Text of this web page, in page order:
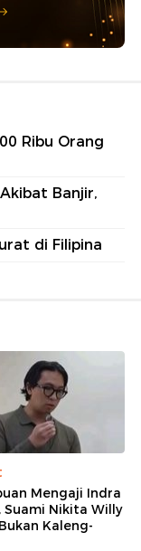
Ribu Orang
Banjir,
di Filipina
Mengaji Indra
Suami Nikita Willy
Kaleng-